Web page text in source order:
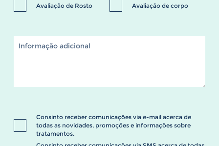
Avaliação de Rosto Avaliação de corpo
Consinto receber comunicações via e-mail acerca de
todas as novidades, promoções e informações sobre
tratamentos.